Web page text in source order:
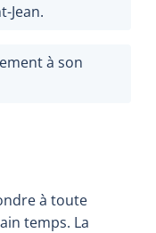
Jean.
à son
à toute
temps. La